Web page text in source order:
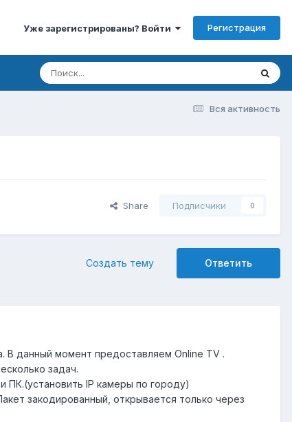
Уже зарегистрированы? Войти Регистрация
Вся активность
Share Подписчики 0
Ответить
Создать тему
В данный момент предоставляем Online TV .
задач.
IP камеры по городу)
закодированный, открывается только через